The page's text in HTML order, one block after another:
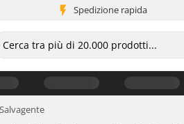
Spedizione rapida